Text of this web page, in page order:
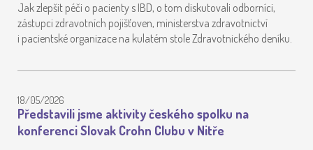
Jak zlepšit péči o pacienty s IBD, o tom diskutovali odborníci,
zástupci zdravotních pojišťoven, ministerstva zdravotnictví
i pacientské organizace na kulatém stole Zdravotnického deníku.
18/05/2026
Představili jsme aktivity českého spolku na
konferenci Slovak Crohn Clubu v Nitře